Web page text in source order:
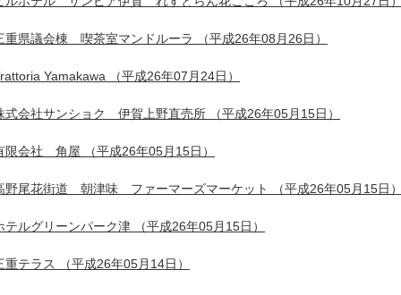
重県議会棟 喫茶室マンドルーラ （平成26年08月26日）
Yamakawa （平成26年07月24日）
式会社サンショク 伊賀上野直売所 （平成26年05月15日）
限会社 角屋 （平成26年05月15日）
野尾花街道 朝津味 ファーマーズマーケット （平成26年05月15日
テルグリーンパーク津 （平成26年05月15日）
重テラス （平成26年05月14日）